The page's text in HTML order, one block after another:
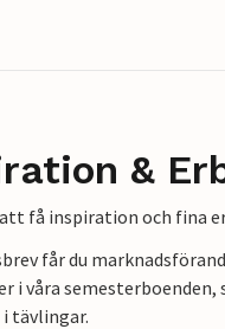
&
få inspiration och fina
får du
i våra
tävlingar.